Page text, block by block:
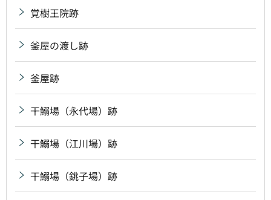
覚樹王院跡
釜屋の渡し跡
釜屋跡
干鰯場（永代場）跡
干鰯場（江川場）跡
干鰯場（銚子場）跡